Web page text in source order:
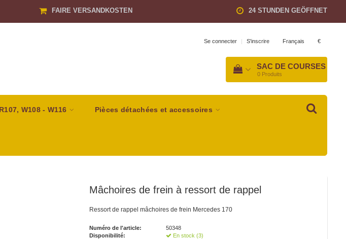
FAIRE VERSANDKOSTEN 24 STUNDEN GEÖFFNET
Se connecter | S'inscrire Français €
SAC DE COURSES
0 Produits
R107, W108 - W116 Pièces détachées et accessoires
Mâchoires de frein à ressort de rappel
Ressort de rappel mâchoires de frein Mercedes 170
Numéro de l'article:
50348
Disponibilité:
En stock (3)